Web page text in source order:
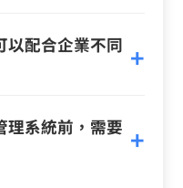
以配合企業不同
理系統前，需要